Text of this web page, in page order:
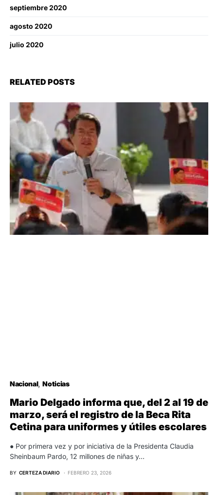
septiembre 2020
agosto 2020
julio 2020
RELATED POSTS
Nacional Noticias
Mario Delgado informa que, del 2 al 19 de
marzo, será el registro de la Beca Rita
Cetina para uniformes y útiles escolares
● Por primera vez y por iniciativa de la Presidenta Claudia
Sheinbaum Pardo, 12 millones de niñas y…
BY CERTEZA DIARIO FEBRERO 23, 2026